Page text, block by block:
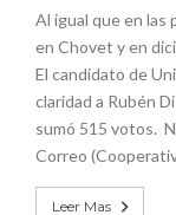
Al igual que en las
en Chovet y en
El candidato de
claridad a Rubén
sumó 515 votos.
Correo
Leer Mas